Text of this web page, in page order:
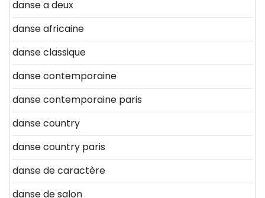
danse a deux
danse africaine
danse classique
danse contemporaine
danse contemporaine paris
danse country
danse country paris
danse de caractère
danse de salon